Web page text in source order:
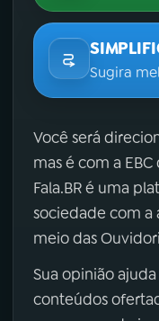
Sugira
Você será
mas é com a
Fala.BR é uma
sociedade com
meio das
Sua opinião
conteúdos